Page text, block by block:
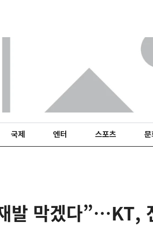
국제 엔터 스포츠
발 막겠다”…KT,